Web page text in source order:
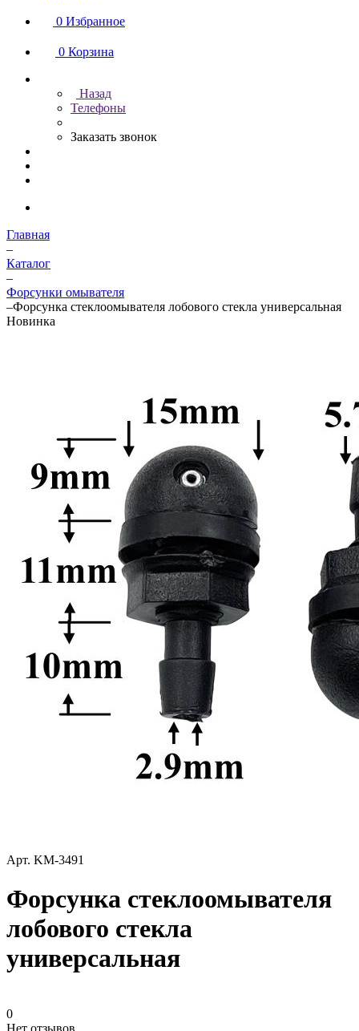
0 Избранное
0 Корзина
Назад
Телефоны
Заказать звонок
Главная
–
Каталог
–
Форсунки омывателя
–Форсунка стеклоомывателя лобового стекла универсальная
Новинка
Арт. KM-3491
Форсунка стеклоомывателя
лобового стекла
универсальная
0
Нет отзывов